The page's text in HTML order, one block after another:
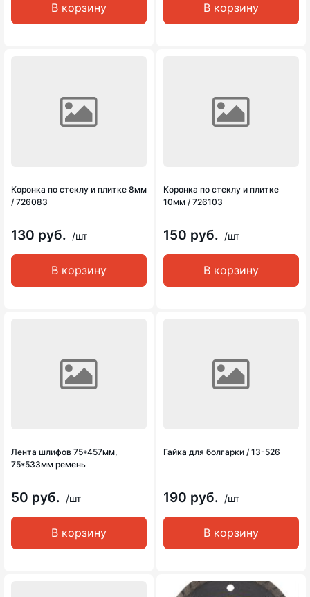
В корзину В корзину
Коронка по стеклу и плитке 8мм
/ 726083
130 руб. /шт
В корзину
Коронка по стеклу и плитке
10мм / 726103
150 руб. /шт
В корзину
Лента шлифов 75*457мм,
75*533мм ремень
50 руб. /шт
В корзину
Гайка для болгарки / 13-526
190 руб. /шт
В корзину